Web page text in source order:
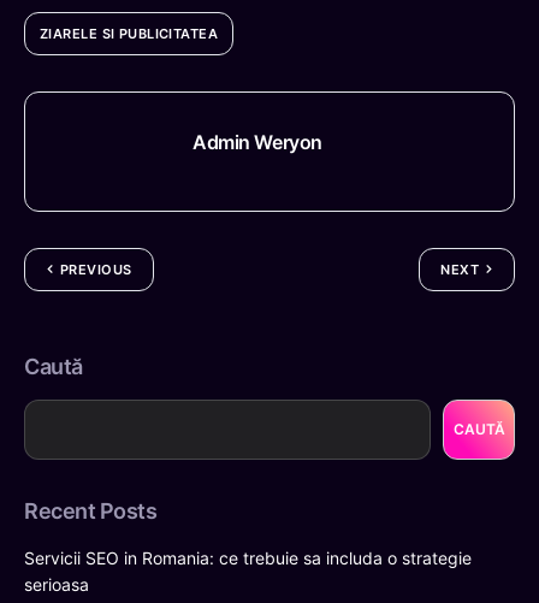
ZIARELE SI PUBLICITATEA
Admin Weryon
PREVIOUS NEXT
Caută
CAUTĂ
Recent Posts
Servicii SEO in Romania: ce trebuie sa includa o strategie
serioasa